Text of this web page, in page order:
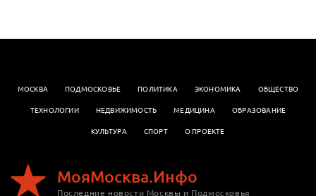
МояМосква.Инфо
Последние новости Москвы и Подмосковья
МОСКВА ПОДМОСКОВЬЕ ПОЛИТИКА ЭКОНОМИКА
OБЩЕСТВО
ТЕХНОЛОГИИ
НЕДВИЖИМОСТЬ МЕДИЦИНА
ОБРАЗОВАНИЕ
КУЛЬТУРА
СПОРТ О ПРОЕКТЕ